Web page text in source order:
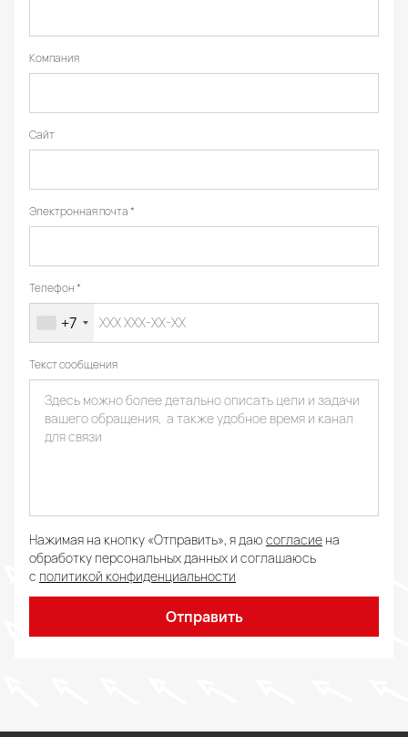
Компания
Сайт
Электронная почта
Телефон
+7
Текст сообщения
Нажимая на кнопку «Отправить», я даю согласие на
обработку персональных данных и соглашаюсь
с политикой конфиденциальности
Отправить